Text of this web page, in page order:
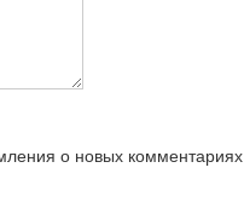
о новых комментариях